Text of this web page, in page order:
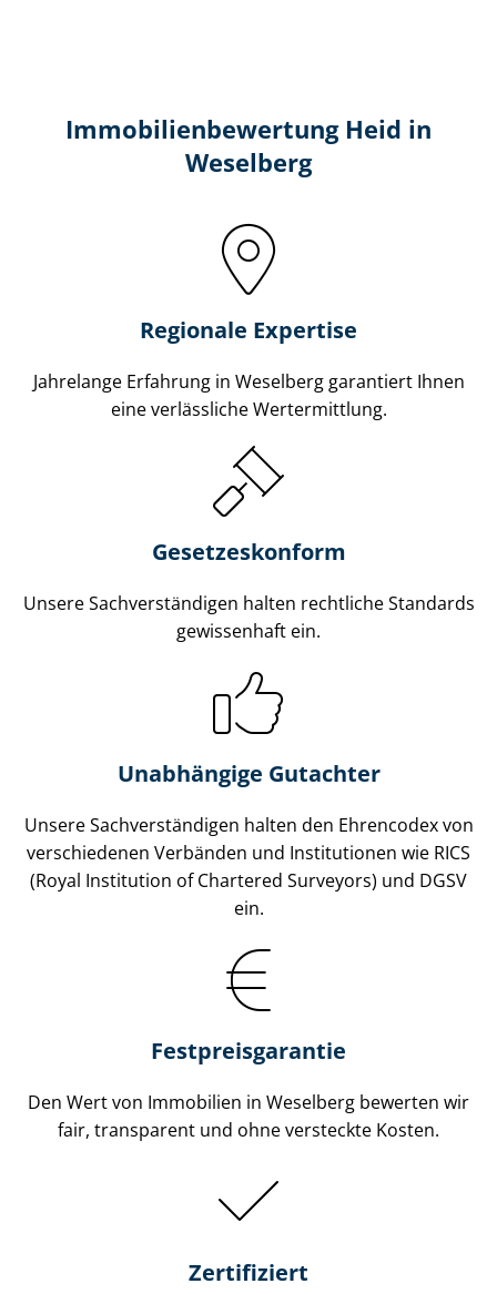
Immobilien­bewertung Heid in
Weselberg
Regionale Expertise
Jahrelange Erfahrung in Weselberg garantiert Ihnen
eine verlässliche Wertermittlung.
Gesetzes­konform
Unsere Sach­ver­stän­di­gen halten rechtliche Standards
gewissenhaft ein.
Unabhängige Gutachter
Unsere Sach­ver­stän­di­gen halten den Ehrencodex von
verschiedenen Verbänden und Institutionen wie RICS
(Royal Institution of Chartered Surveyors) und DGSV
ein.
Festpreis​garantie
Den Wert von Immobilien in Weselberg bewerten wir
fair, transparent und ohne versteckte Kosten.
Zertifiziert